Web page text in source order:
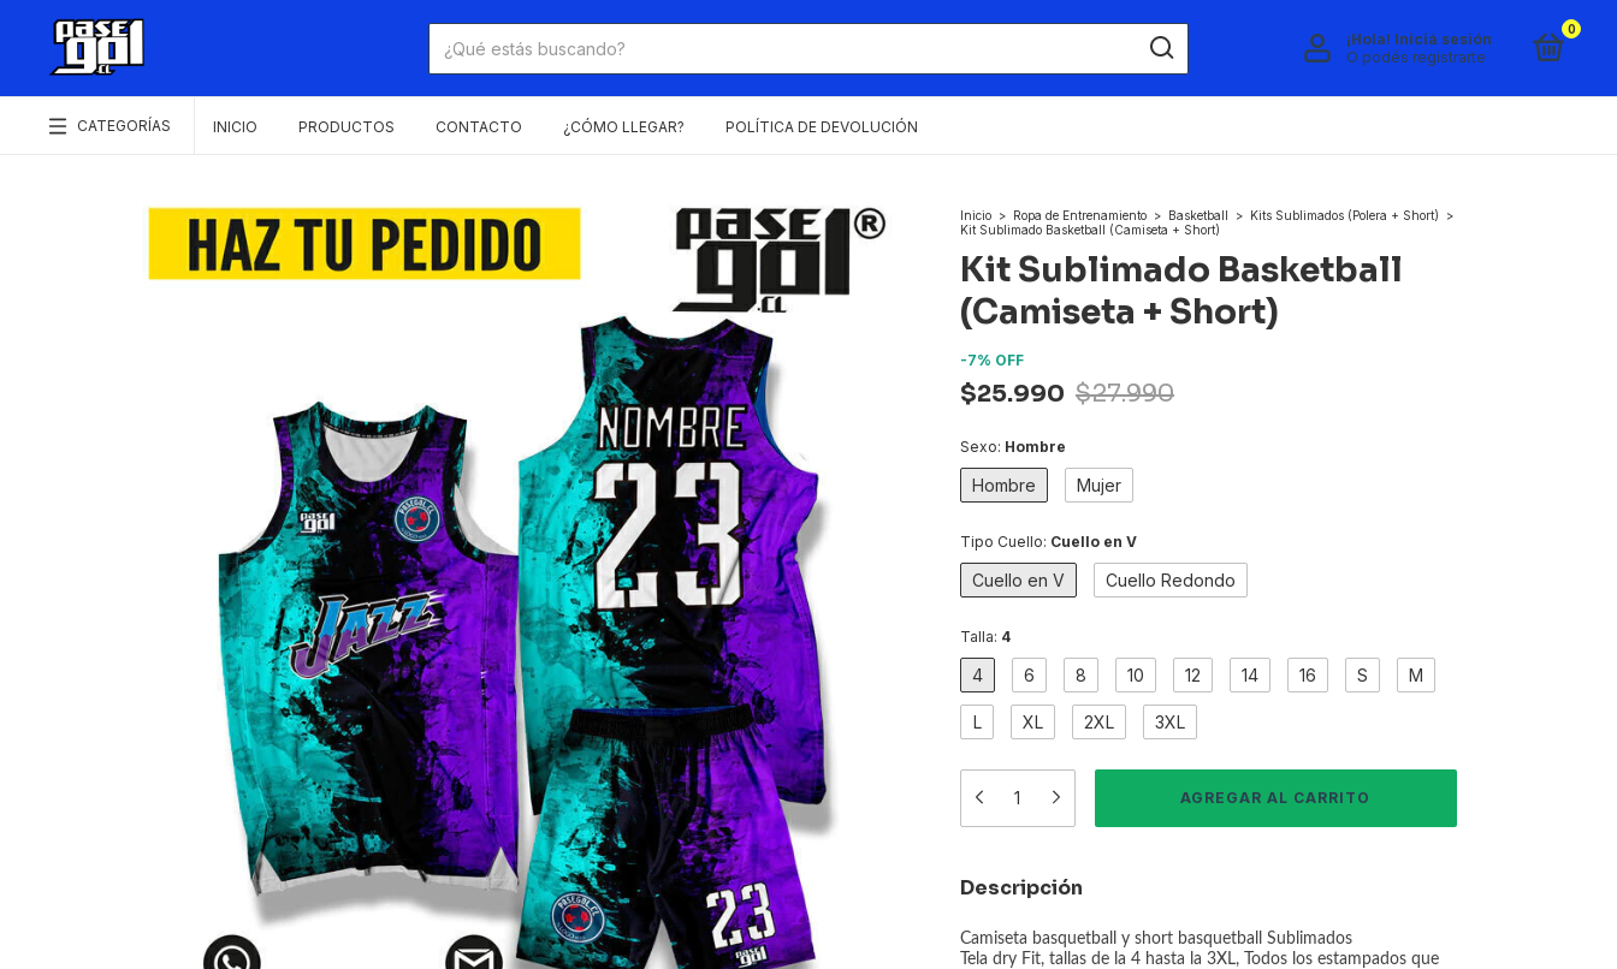
¡Hola! Iniciá sesión
O podés registrarte
0
CATEGORÍAS INICIO PRODUCTOS CONTACTO ¿CÓMO LLEGAR? POLÍTICA DE DEVOLUCIÓN
Inicio > Ropa de Entrenamiento > Basketball > Kits Sublimados (Polera + Short)
>
Kit Sublimado Basketball (Camiseta + Short)
Kit Sublimado Basketball
(Camiseta + Short)
-7% OFF
$25.990 $27.990
Sexo: Hombre
Hombre Mujer
Tipo Cuello: Cuello en V
Cuello en V Cuello Redondo
Talla: 4
4 6 8 10 12 14 16 S M
L XL 2XL 3XL
Descripción
Camiseta basquetball y short basquetball Sublimados
Tela dry Fit, tallas de la 4 hasta la 3XL, Todos los estampados que